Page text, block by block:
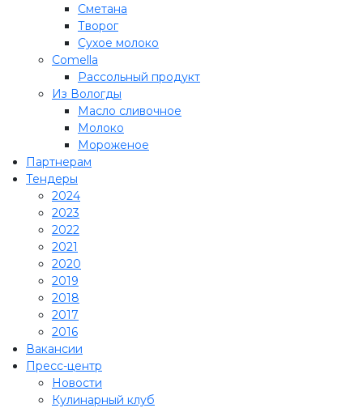
Сметана
Творог
Сухое молоко
Comеlla
Рассольный продукт
Из Вологды
Масло сливочное
Молоко
Мороженое
Партнерам
Тендеры
2024
2023
2022
2021
2020
2019
2018
2017
2016
Вакансии
Пресс-центр
Новости
Кулинарный клуб